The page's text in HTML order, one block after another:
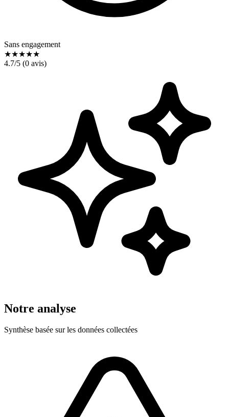
Sans engagement
★★★★★
4.7/5 (0 avis)
Notre analyse
Synthèse basée sur les données collectées